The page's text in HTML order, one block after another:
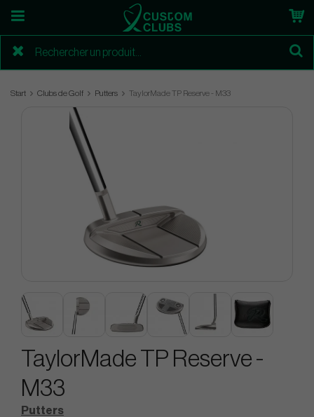
Start Clubs de Golf Putters TaylorMade TP Reserve - M33
TaylorMade TP Reserve -
M33
Putters